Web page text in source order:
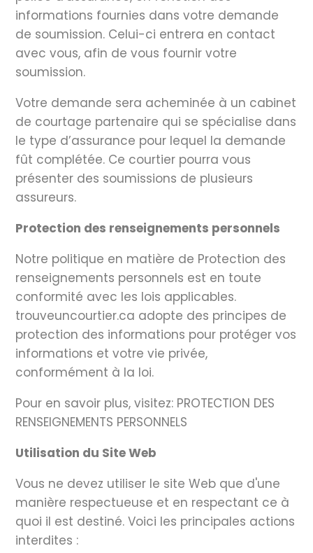
informations fournies dans votre demande
de soumission. Celui-ci entrera en contact
avec vous, afin de vous fournir votre
soumission.
Votre demande sera acheminée à un cabinet
de courtage partenaire qui se spécialise dans
le type d’assurance pour lequel la demande
fût complétée. Ce courtier pourra vous
présenter des soumissions de plusieurs
assureurs.
Protection des renseignements personnels
Notre politique en matière de Protection des
renseignements personnels est en toute
conformité avec les lois applicables.
trouveuncourtier.ca adopte des principes de
protection des informations pour protéger vos
informations et votre vie privée,
conformément à la loi.
Pour en savoir plus, visitez: PROTECTION DES
RENSEIGNEMENTS PERSONNELS
Utilisation du Site Web
Vous ne devez utiliser le site Web que d'une
manière respectueuse et en respectant ce à
quoi il est destiné. Voici les principales actions
interdites :